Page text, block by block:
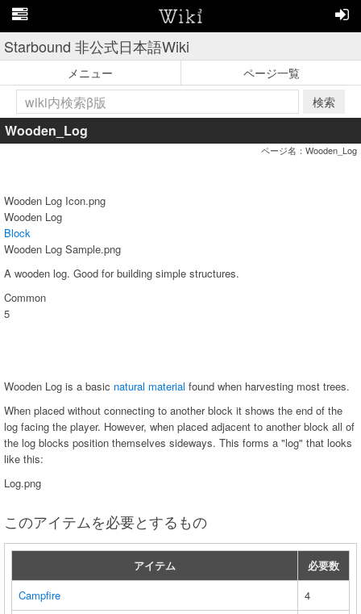
Starbound 非公式日本語Wiki
メニュー
ページ一覧
検索
Wooden_Log
ページ名：Wooden_Log
Wooden Log Icon.png
Wooden Log
Block
Wooden Log Sample.png
A wooden log. Good for building simple structures.
Common
5
Wooden Log is a basic natural material found when harvesting most trees.
When placed without connecting to another block it shows the end of the
log facing the player. However, when placed adjacent to another block all of
the log blocks position themselves sideways. This forms a "log" that looks
like this:
Log.png
このアイテムを必要とするもの
アイテム
必要数
Campfire
4